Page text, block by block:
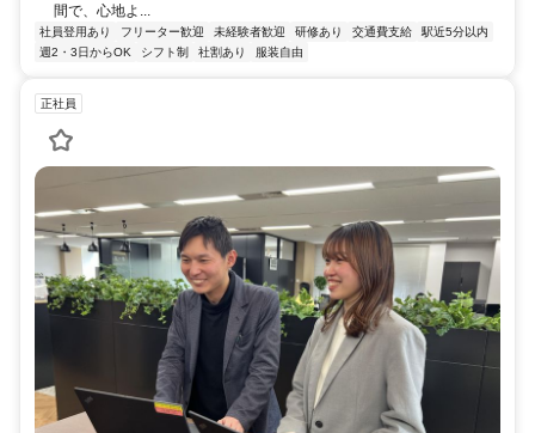
間で、心地よ...
社員登用あり フリーター歓迎 未経験者歓迎 研修あり 交通費支給
駅近5分以内
週2・3日からOK
シフト制 社割あり 服装自由
正社員